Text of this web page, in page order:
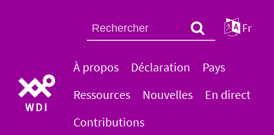
WDI
À propos Déclaration
Pays
Ressources
Nouvelles
En direct
Contributions
Fr